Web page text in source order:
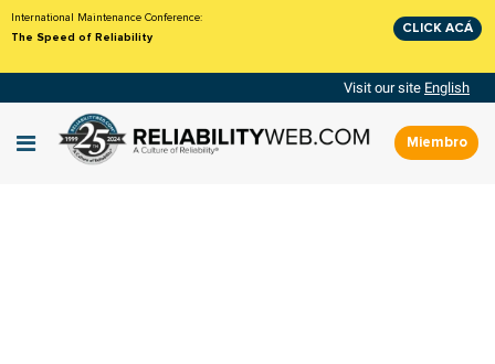
International Maintenance Conference:
The Speed of Reliability
CLICK ACÁ
Visit our site English
Miembro